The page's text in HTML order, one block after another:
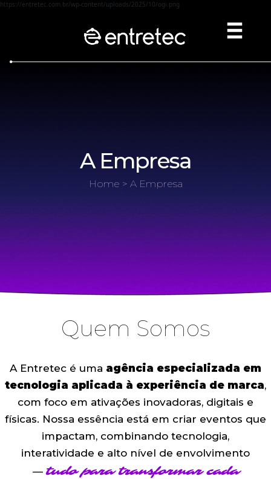
https://entretec.com.br/wp-content/uploads/2025/10/ogi.png
A Empresa
Home > A Empresa
Quem Somos
A Entretec é uma agência especializada em
tecnologia aplicada à experiência de marca,
com foco em ativações inovadoras, digitais e
físicas. Nossa essência está em criar eventos que
impactam, combinando tecnologia,
interatividade e alto nível de envolvimento
—tudo para transformar cada